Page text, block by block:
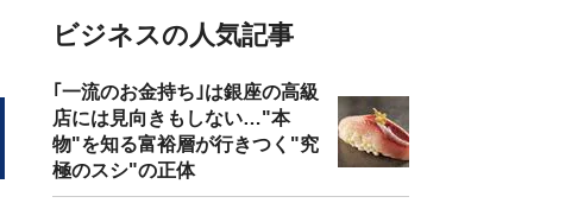
ビジネスの人気記事
｢一流のお金持ち｣は銀座の高級
店には見向きもしない…"本
物"を知る富裕層が行きつく"究
極のスシ"の正体